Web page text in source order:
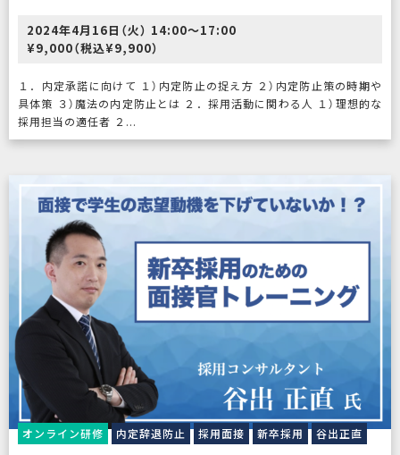
2024年4月16日（火） 14:00〜17:00
¥9,000（税込¥9,900）
１．内定承諾に向けて １）内定防止の捉え方 ２）内定防止策の時期や
具体策 ３）魔法の内定防止とは ２．採用活動に関わる人 １）理想的な
採用担当の適任者 ２...
オンライン研修 内定辞退防止 採用面接 新卒採用 谷出正直